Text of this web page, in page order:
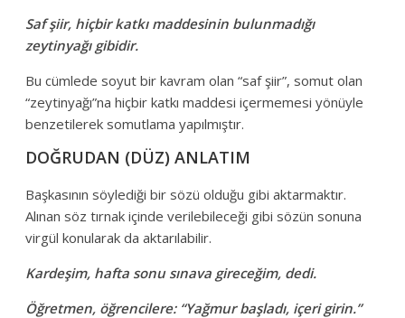
Saf şiir, hiçbir katkı maddesinin bulunmadığı
zeytinyağı gibidir.
Bu cümlede soyut bir kavram olan “saf şiir”, somut olan
“zeytinyağı”na hiçbir katkı maddesi içermemesi yönüyle
benzetilerek somutlama yapılmıştır.
DOĞRUDAN (DÜZ) ANLATIM
Başkasının söylediği bir sözü olduğu gibi aktarmaktır.
Alınan söz tırnak içinde verilebileceği gibi sözün sonuna
virgül konularak da aktarılabilir.
Kardeşim, hafta sonu sınava gireceğim, dedi.
Öğretmen, öğrencilere: “Yağmur başladı, içeri girin.”